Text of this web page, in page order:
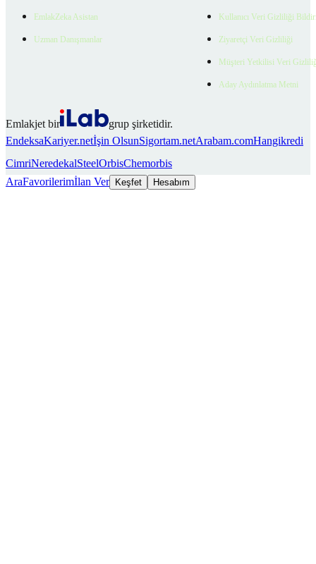
EmlakZeka Asistan
Uzman Danışmanlar
Kullanıcı Veri Gizliliği
Ziyaretçi Veri Gizliliği
Müşteri Yetkilisi Veri
Aday Aydınlatma Metni
Emlakjet bir
grup şirketidir.
EndeksaKariyer.netİşin OlsunSigortam.netArabam.comHangikredi
CimriNeredekalSteelOrbisChemorbis
AraFavorilerimİlan Ver Keşfet Hesabım